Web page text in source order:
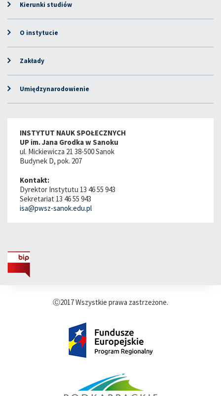
Kierunki studiów
O instytucie
Zakłady
Umiędzynarodowienie
INSTYTUT NAUK SPOŁECZNYCH
UP im. Jana Grodka w Sanoku
ul. Mickiewicza 21 38-500 Sanok
Budynek D, pok. 207
Kontakt:
Dyrektor Instytutu 13 46 55 943
Sekretariat 13 46 55 943
isa@pwsz-sanok.edu.pl
Ⓒ2017 Wszystkie prawa zastrzeżone.